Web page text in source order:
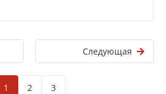
Следующая
1 2 3